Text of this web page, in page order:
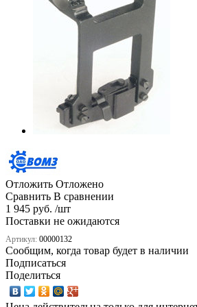
Отложить Отложено
Сравнить В сравнении
1 945 руб. /шт
Поставки не ожидаются
Артикул: 00000132
Сообщим, когда товар будет в наличии
Подписаться
Поделиться